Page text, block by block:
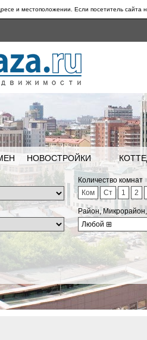
и местоположении. Если посетитель сайта
НОВОСТРОЙКИ
Количество комнат
Ком
Ст 1 2
Район,
Любой ⊞